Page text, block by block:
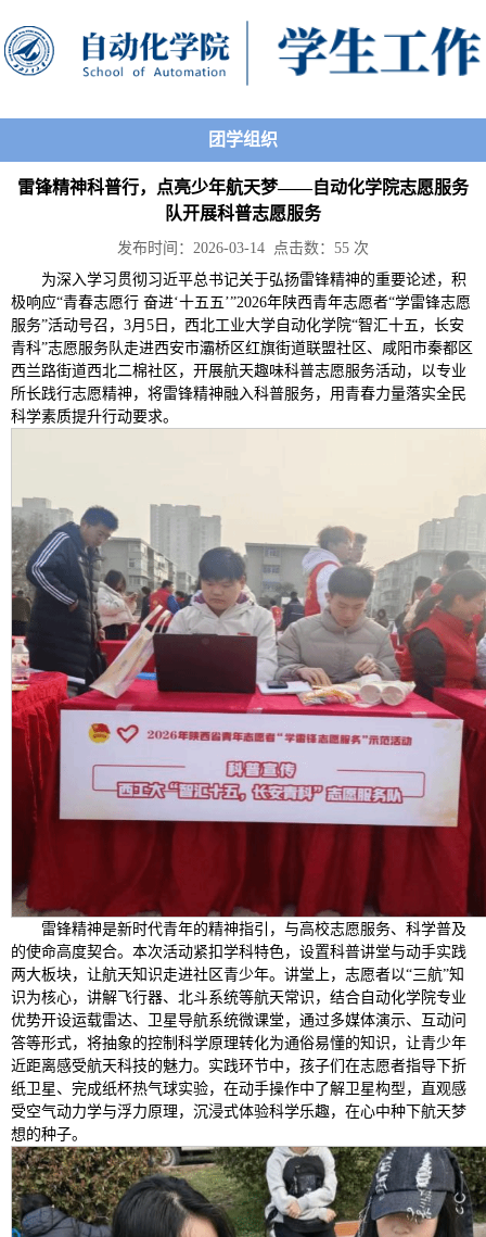
团学组织
雷锋精神科普行，点亮少年航天梦——自动化学院志愿服务
队开展科普志愿服务
发布时间：2026-03-14 点击数： 55 次
为深入学习贯彻习近平总书记关于弘扬雷锋精神的重要论述，积
极响应“青春志愿行 奋进‘十五五’”2026年陕西青年志愿者“学雷锋志愿
服务”活动号召，3月5日，西北工业大学自动化学院“智汇十五，长安
青科”志愿服务队走进西安市灞桥区红旗街道联盟社区、咸阳市秦都区
西兰路街道西北二棉社区，开展航天趣味科普志愿服务活动，以专业
所长践行志愿精神，将雷锋精神融入科普服务，用青春力量落实全民
科学素质提升行动要求。
雷锋精神是新时代青年的精神指引，与高校志愿服务、科学普及
的使命高度契合。本次活动紧扣学科特色，设置科普讲堂与动手实践
两大板块，让航天知识走进社区青少年。讲堂上，志愿者以“三航”知
识为核心，讲解飞行器、北斗系统等航天常识，结合自动化学院专业
优势开设运载雷达、卫星导航系统微课堂，通过多媒体演示、互动问
答等形式，将抽象的控制科学原理转化为通俗易懂的知识，让青少年
近距离感受航天科技的魅力。实践环节中，孩子们在志愿者指导下折
纸卫星、完成纸杯热气球实验，在动手操作中了解卫星构型，直观感
受空气动力学与浮力原理，沉浸式体验科学乐趣，在心中种下航天梦
想的种子。